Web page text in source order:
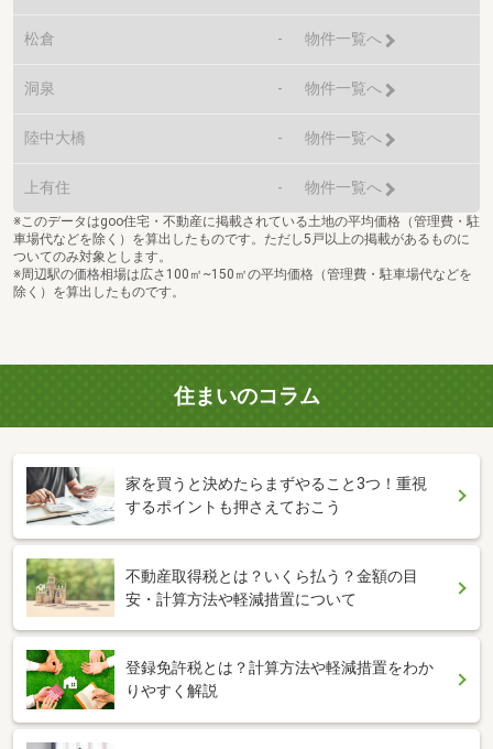
松倉 - 物件一覧へ
洞泉 - 物件一覧へ
陸中大橋 - 物件一覧へ
上有住 - 物件一覧へ
※このデータはgoo住宅・不動産に掲載されている土地の平均価格（管理費・駐
車場代などを除く）を算出したものです。ただし5戸以上の掲載があるものに
ついてのみ対象とします。
※周辺駅の価格相場は広さ100㎡~150㎡の平均価格（管理費・駐車場代などを
除く）を算出したものです。
住まいのコラム
家を買うと決めたらまずやること3つ！重視
するポイントも押さえておこう
不動産取得税とは？いくら払う？金額の目
安・計算方法や軽減措置について
登録免許税とは？計算方法や軽減措置をわか
りやすく解説